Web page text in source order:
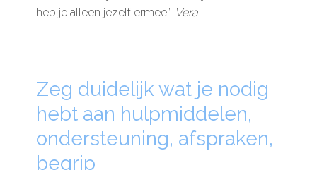
De beweging in cijfers
Over ons
heb je alleen jezelf ermee.” Vera
Zeg duidelijk wat je nodig
hebt aan hulpmiddelen,
ondersteuning, afspraken,
begrip